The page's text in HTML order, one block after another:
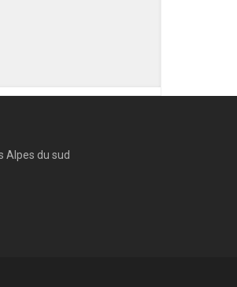
de la Méditerranée
Alpes du sud